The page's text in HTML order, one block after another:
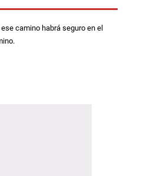
ese camino habrá seguro en el